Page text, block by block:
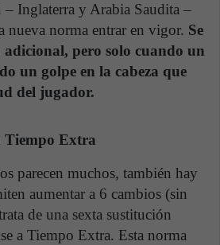
Inglaterra y Arabia Saudita –
nueva norma entrar en vigor. Se
pero solo cuando un
un golpe en la cabeza que
del jugador.
Tiempo Extra
parecen muchos, también hay
aumentar a 6 cambios (sin
de una sexta sustitución
a Tiempo Extra. Esta norma